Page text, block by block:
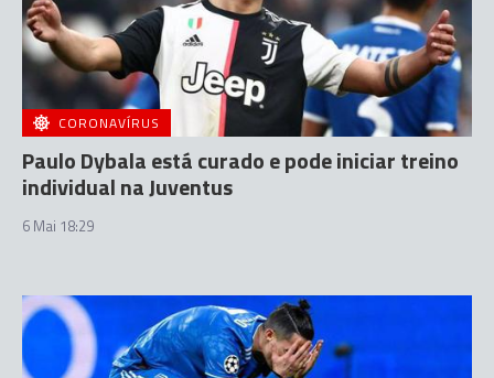
CORONAVÍRUS
Paulo Dybala está curado e pode iniciar treino
individual na Juventus
6 Mai 18:29